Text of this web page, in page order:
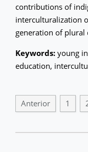
contributions of
interculturalization
generation of plural
Keywords: young
education,
Anterior 1